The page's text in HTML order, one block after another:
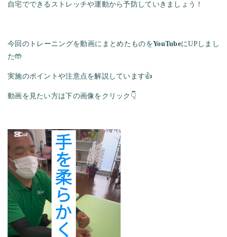
自宅でできるストレッチや運動から予防していきましょう！
今回のトレーニングを動画にまとめたものをYouTubeにUPしまし
た🤲
実施のポイントや注意点を解説しています👍
動画を見たい方は下の画像をクリック👇